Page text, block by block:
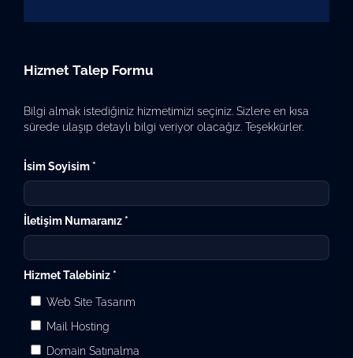
Hizmet Talep Formu
Bilgi almak istediğiniz hizmetimizi seçiniz. Sizlere en kısa
sürede ulaşıp detaylı bilgi veriyor olacağız. Teşekkürler.
İsim Soyisim *
İletişim Numaranız *
Hizmet Talebiniz *
Web Site Tasarım
Mail Hosting
Domain Satınalma